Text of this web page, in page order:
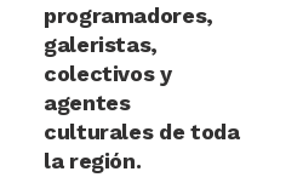
programadores,
galeristas,
colectivos y
agentes
culturales de toda
la región.